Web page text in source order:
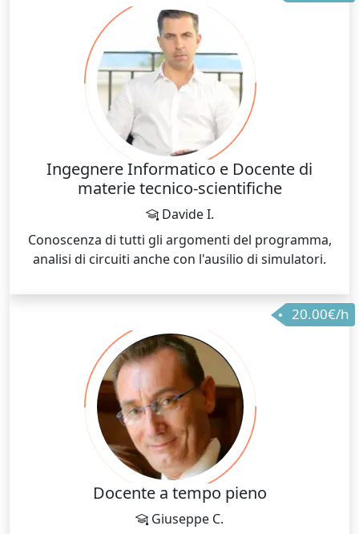
Ingegnere Informatico e Docente di
materie tecnico-scientifiche
Davide I.
Conoscenza di tutti gli argomenti del programma,
analisi di circuiti anche con l'ausilio di simulatori.
20.00€/h
Docente a tempo pieno
Giuseppe C.